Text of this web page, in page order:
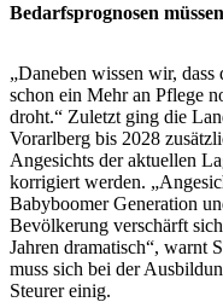
Bedarfsprognosen
„Daneben wissen wir,
schon ein Mehr an Pflege
droht.“ Zuletzt ging die
Vorarlberg bis 2028
Angesichts der aktuellen
korrigiert werden.
Babyboomer Generation
Bevölkerung verschärft
Jahren dramatisch“, warnt
muss sich bei der
Steurer einig.